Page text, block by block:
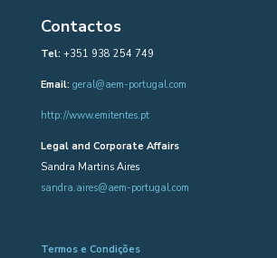
Contactos
Tel:+351 938 254 749
Email: geral@aem-portugal.com
http://www.emitentes.pt
Legal and Corporate Affairs
Sandra Martins Aires
sandra.aires@aem-portugal.com
Termos e Condições